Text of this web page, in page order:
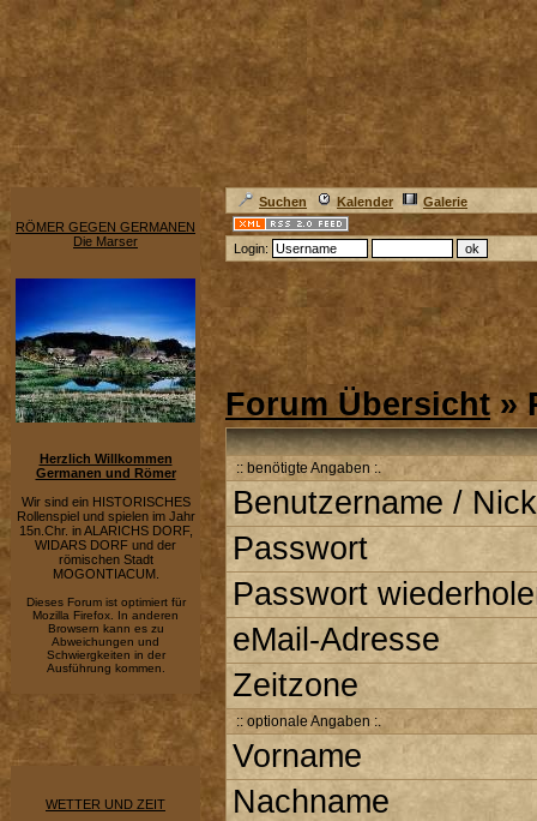
RÖMER GEGEN GERMANEN
Die Marser
Herzlich Willkommen
Germanen und Römer
Wir sind ein HISTORISCHES
Rollenspiel und spielen im Jahr
15n.Chr. in ALARICHS DORF,
WIDARS DORF und der
römischen Stadt
MOGONTIACUM.
Dieses Forum ist optimiert für
Mozilla Firefox. In anderen
Browsern kann es zu
Abweichungen und
Schwiergkeiten in der
Ausführung kommen.
WETTER UND ZEIT
Suchen Kalender Galerie
Login:
Forum Übersicht»
:: benötigte Angaben :.
Benutzername / Nick
Passwort
Passwort
eMail-Adresse
Zeitzone
:: optionale Angaben :.
Vorname
Nachname